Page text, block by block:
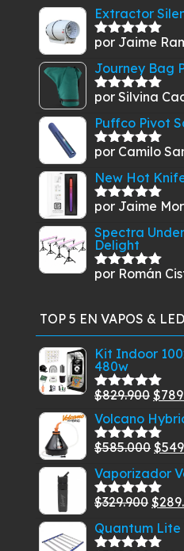
$2.790.
Extractor
Valorado
por Jaime
Journey Bag
Valorado
por Silvina
Puffco Pivot
Valorado
por Camilo
New Hot
Valorado
por Jaime
Spectra
Delight
Valorado
por Román
TOP 5 EN VAPOS &
Kit Indoor
480w
Valorado
5
$829.900 El
era:
$
Volcano
Valorado
5
$585.000 El
precio
era:
$
Vaporizador
Valorado
5
$329.900 El
$
Quantum Lite